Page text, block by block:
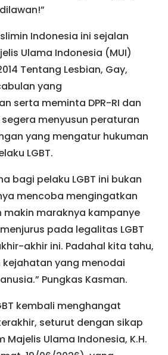
Indonesia ini sejalan
Ulama Indonesia (MUI)
Tentang Lesbian, Gay,
yang
serta meminta DPR-RI dan
menyusun peraturan
yang mengatur hukuman
LGBT.
bagi pelaku LGBT ini bukan
mencoba mengingatkan
makin maraknya kampanye
pada legalitas LGBT
akhir ini. Padahal kita tahu,
kejahatan yang menodai
Pungkas Kasman.
kembali menghangat
seturut dengan sikap
Majelis Ulama Indonesia, K.H.